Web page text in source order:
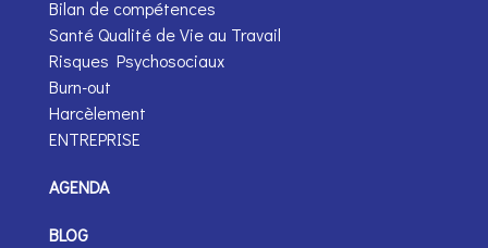
Bilan de compétences
Santé Qualité de Vie au Travail
Risques Psychosociaux
Burn-out
Harcèlement
ENTREPRISE
AGENDA
BLOG